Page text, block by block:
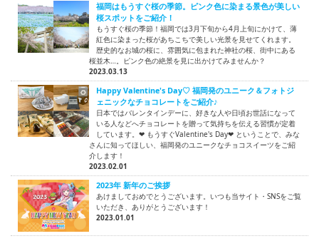
福岡はもうすぐ桜の季節。ピンク色に染まる景色が美しい
桜スポットをご紹介！
もうすぐ桜の季節！福岡では3月下旬から4月上旬にかけて、薄
紅色に染まった桜があちこちで美しい光景を見せてくれます。
歴史的なお城の桜に、雰囲気に包まれた神社の桜、街中にある
桜並木…。ピンク色の絶景を見に出かけてみませんか？
2023.03.13
Happy Valentine's Day♡ 福岡発のユニーク＆フォトジ
ェニックなチョコレートをご紹介♪
日本ではバレンタインデーに、好きな人や日頃お世話になって
いる人などへチョコレートを贈って気持ちを伝える習慣が定着
しています。❤ もうすぐValentine's Day❤ ということで、みな
さんに知ってほしい、福岡発のユニークなチョコスイーツをご紹
介します！
2023.02.01
2023年 新年のご挨拶
あけましておめでとうございます。いつも当サイト・SNSをご覧
いただき、ありがとうございます！
2023.01.01